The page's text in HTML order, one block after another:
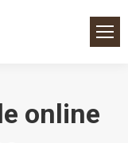
online